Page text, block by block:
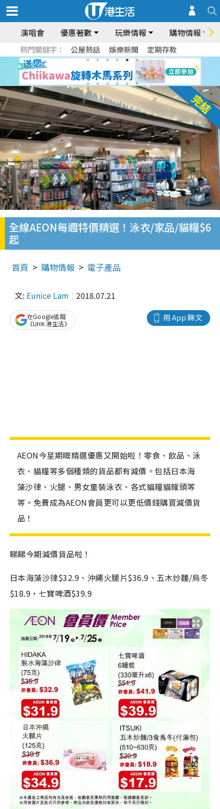
演唱會 優惠著數 玩樂情報 購物情報
熱門關鍵字： 公屋熱話 娛樂新聞 定期存款
全線AEON每週特價精選！泳衣/家品/貓糧$6
起
首頁 購物情報 電子產品
文: Eunice Lam 2018.07.21
用 App 睇文
在Google追蹤
《UHK 港生活》
AEON今星期嘅精選優惠又開始啦！零食、飲品、泳
衣、貓糧等多個種類的貨品都有減價。包括日本海
藻沙律、火腿、男女童裝泳衣、各式貓糧貓鑵頭等
等。免費成為AEON會員更可以更低價錢購買減價貨
品！
睇睇今期減價貨品啦！
日本海藻沙律$32.9、沖繩火腿片$36.9、五木炒麵/烏冬
$18.9，七寶啤酒$39.9